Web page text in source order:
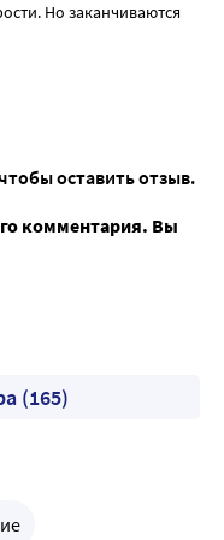
Но заканчиваются
оставить отзыв.
комментария. Вы
(165)